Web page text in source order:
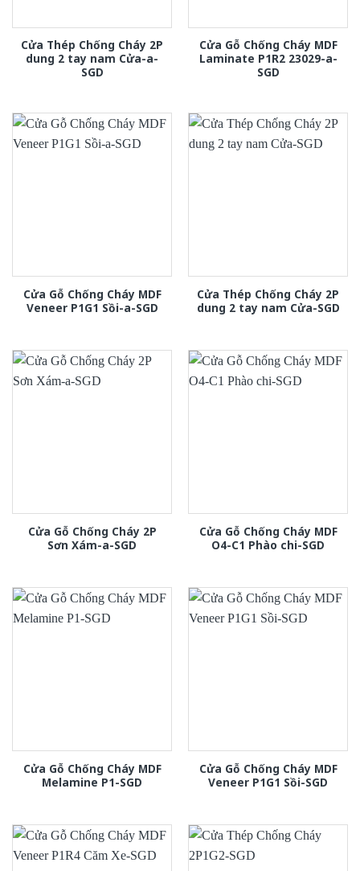
Cửa Thép Chống Cháy 2P
dung 2 tay nam Cửa-a-
SGD
Cửa Gỗ Chống Cháy MDF
Laminate P1R2 23029-a-
SGD
Cửa Gỗ Chống Cháy MDF
Veneer P1G1 Sồi-a-SGD
Cửa Thép Chống Cháy 2P
dung 2 tay nam Cửa-SGD
Cửa Gỗ Chống Cháy 2P
Sơn Xám-a-SGD
Cửa Gỗ Chống Cháy MDF
O4-C1 Phào chi-SGD
Cửa Gỗ Chống Cháy MDF
Melamine P1-SGD
Cửa Gỗ Chống Cháy MDF
Veneer P1G1 Sồi-SGD